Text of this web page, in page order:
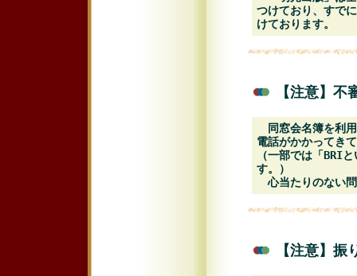
つけており、すで
けております。
【注意】
同窓会名簿を利
電話がかかってき
（一部では「BRI
す。）
心当たりのない
【注意】振